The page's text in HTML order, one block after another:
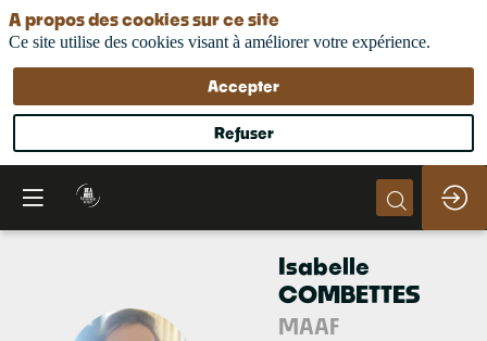
Isabelle
COMBETTES
MAAF
A propos des cookies sur ce site
Ce site utilise des cookies visant à améliorer votre expérience.
Accepter
Refuser